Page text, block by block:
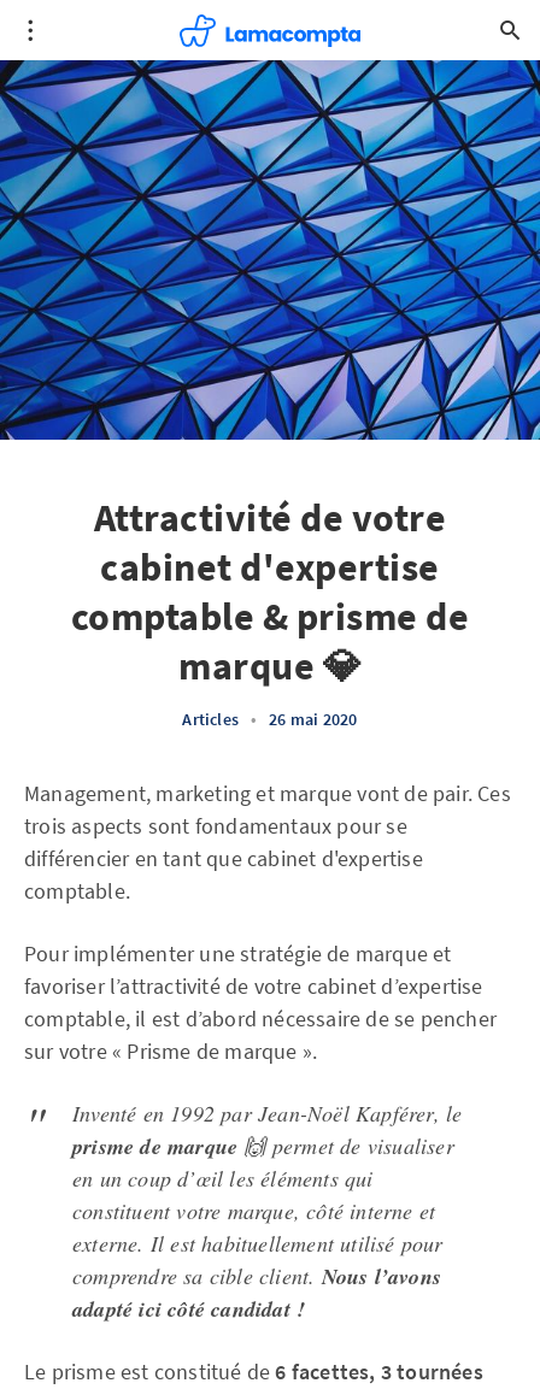
Attractivité de votre
cabinet d'expertise
comptable & prisme de
marque 💎
Articles • 26 mai 2020
Management, marketing et marque vont de pair. Ces
trois aspects sont fondamentaux pour se
différencier en tant que cabinet d'expertise
comptable.
Pour implémenter une stratégie de marque et
favoriser l’attractivité de votre cabinet d’expertise
comptable, il est d’abord nécessaire de se pencher
sur votre « Prisme de marque ».
Inventé en 1992 par Jean-Noël Kapférer, le
prisme de marque 🙌 permet de visualiser
en un coup d’œil les éléments qui
constituent votre marque, côté interne et
externe. Il est habituellement utilisé pour
comprendre sa cible client.Nous l’avons
adapté ici côté candidat !
Le prisme est constitué de6 facettes, 3 tournées